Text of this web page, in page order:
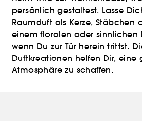
persönlich gestaltest. Lasse
Raumduft als Kerze, Stäbchen
einem floralen oder sinnlichen
wenn Du zur Tür herein trittst.
Duftkreationen helfen Dir, eine
Atmosphäre zu schaffen.